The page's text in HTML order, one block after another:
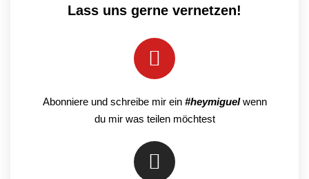
Lass uns gerne vernetzen!
Abonniere und schreibe mir ein #heymiguelwenn
du mir was teilen möchtest